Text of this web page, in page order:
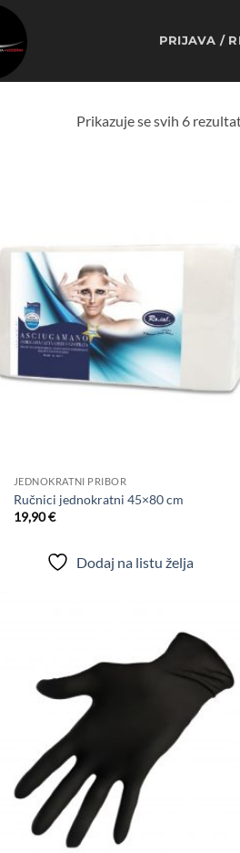
PRIJAVA /
Prikazuje se svih 6
JEDNOKRATNI PRIBOR
Ručnici jednokratni 45×80 cm
19,90€
Dodaj na listu želja
Dodaj
na
listu
želja